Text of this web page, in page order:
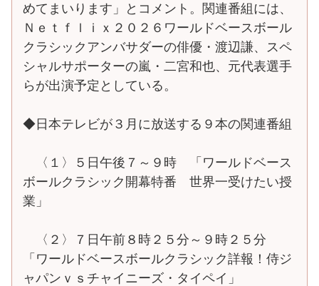
めてまいります」とコメント。関連番組には、
Ｎｅｔｆｌｉｘ２０２６ワールドベースボール
クラシックアンバサダーの俳優・渡辺謙、スペ
シャルサポーターの嵐・二宮和也、元代表選手
らが出演予定としている。
◆日本テレビが３月に放送する９本の関連番組
〈１〉５日午後７～９時 「ワールドベース
ボールクラシック開幕特番 世界一受けたい授
業」
〈２〉７日午前８時２５分～９時２５分
「ワールドベースボールクラシック詳報！侍ジ
ャパンｖｓチャイニーズ・タイペイ」